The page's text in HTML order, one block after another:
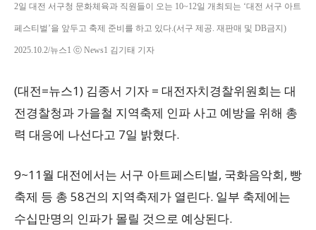
2일 대전 서구청 문화체육과 직원들이 오는 10~12일 개최되는 ‘대전 서구 아트
페스티벌’을 앞두고 축제 준비를 하고 있다.(서구 제공. 재판매 및 DB금지)
2025.10.2/뉴스1 ⓒ News1 김기태 기자
(대전=뉴스1) 김종서 기자 = 대전자치경찰위원회는 대
전경찰청과 가을철 지역축제 인파 사고 예방을 위해 총
력 대응에 나선다고 7일 밝혔다.
9~11월 대전에서는 서구 아트페스티벌, 국화음악회, 빵
축제 등 총 58건의 지역축제가 열린다. 일부 축제에는
수십만명의 인파가 몰릴 것으로 예상된다.